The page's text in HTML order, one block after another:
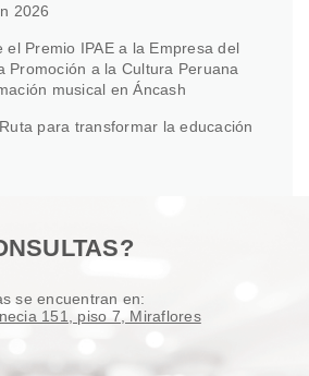
2026
el Premio IPAE a la Empresa del
Promoción a la Cultura Peruana
musical en Áncash
para transformar la educación
se encuentran en:
151, piso 7, Miraflores